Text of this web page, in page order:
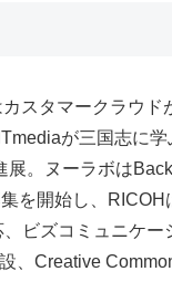
スタマークラウド
が三国志に
展。ヌーラボは
を開始し、
ビズコミュニケー
、Creative